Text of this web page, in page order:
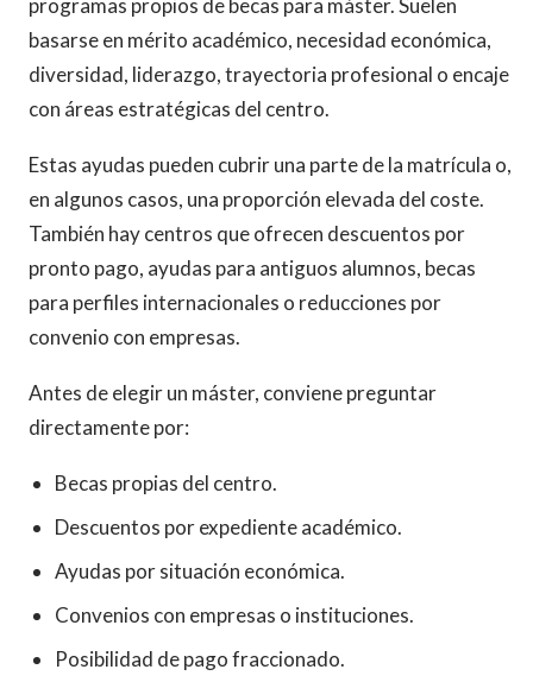
programas propios de becas para máster. Suelen
basarse en mérito académico, necesidad económica,
diversidad, liderazgo, trayectoria profesional o encaje
con áreas estratégicas del centro.
Estas ayudas pueden cubrir una parte de la matrícula o,
en algunos casos, una proporción elevada del coste.
También hay centros que ofrecen descuentos por
pronto pago, ayudas para antiguos alumnos, becas
para perfiles internacionales o reducciones por
convenio con empresas.
Antes de elegir un máster, conviene preguntar
directamente por:
Becas propias del centro.
Descuentos por expediente académico.
Ayudas por situación económica.
Convenios con empresas o instituciones.
Posibilidad de pago fraccionado.